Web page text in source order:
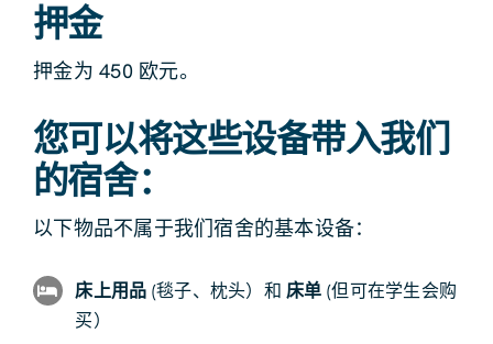
押金
押金为 450 欧元。
您可以将这些设备带入我们
的宿舍：
以下物品不属于我们宿舍的基本设备：
床上用品 (毯子、枕头）和 床单 (但可在学生会购
买）